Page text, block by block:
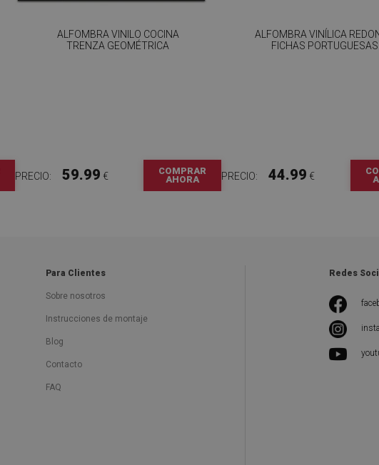
ALFOMBRA VINILO COCINA
TRENZA GEOMÉTRICA
PRECIO: 59.99 €
COMPRAR
AHORA
ALFOMBRA VINÍLICA
FICHAS PORTUGUESAS
PRECIO: 44.99 €
Para Clientes
Sobre nosotros
Instrucciones de montaje
Blog
Contacto
FAQ
Redes